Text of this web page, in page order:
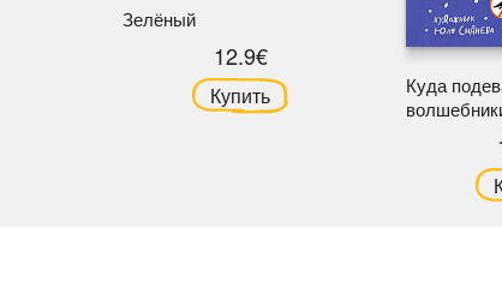
Зелёный
12.9€
Купить
Куда